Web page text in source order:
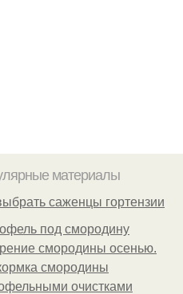
материалы
саженцы гортензии
под смородину
смородины осенью.
смородины
очистками